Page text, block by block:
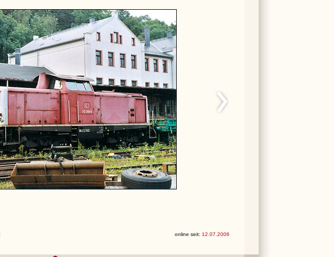
online seit: 12.07.2006